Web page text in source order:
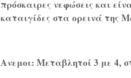
πρόσκαιρες νεφώσεις και
καταιγίδες στα ορεινά της
Ανεμοι: Μεταβλητοί 3 με 4,